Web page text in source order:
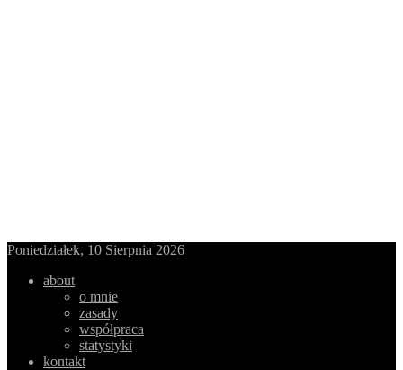
Poniedziałek, 10 Sierpnia 2026
about
o mnie
zasady
współpraca
statystyki
kontakt